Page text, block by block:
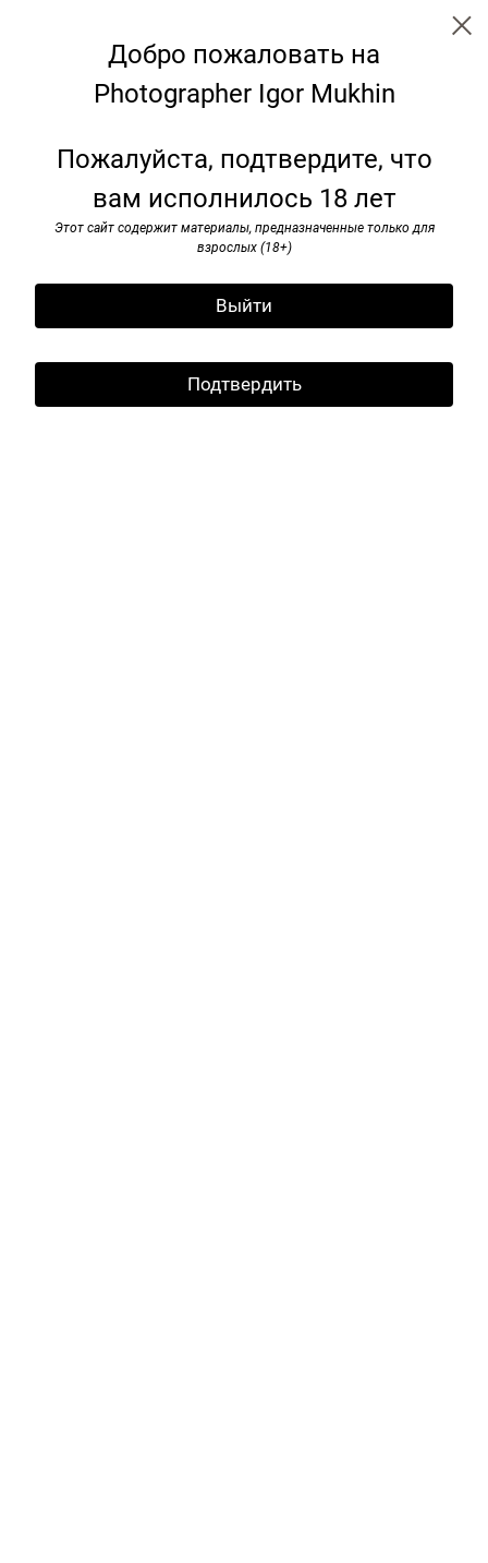
Добро пожаловать на
Photographer Igor Mukhin
Пожалуйста, подтвердите, что
вам исполнилось 18 лет
Этот сайт содержит материалы, предназначенные только для
взрослых (18+)
Выйти
Подтвердить
Benches: transformation for the
future